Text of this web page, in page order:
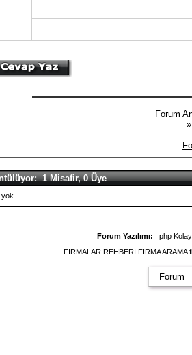
Forum
1 Misafir, 0 Üye
Forum Yazılımı:
php
FİRMALAR REHBERİ FİRMA
Forum